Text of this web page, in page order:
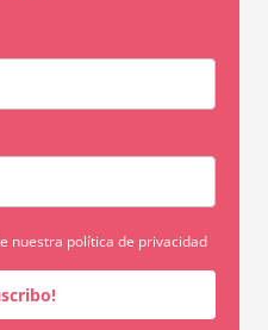
nuestra política de privacidad